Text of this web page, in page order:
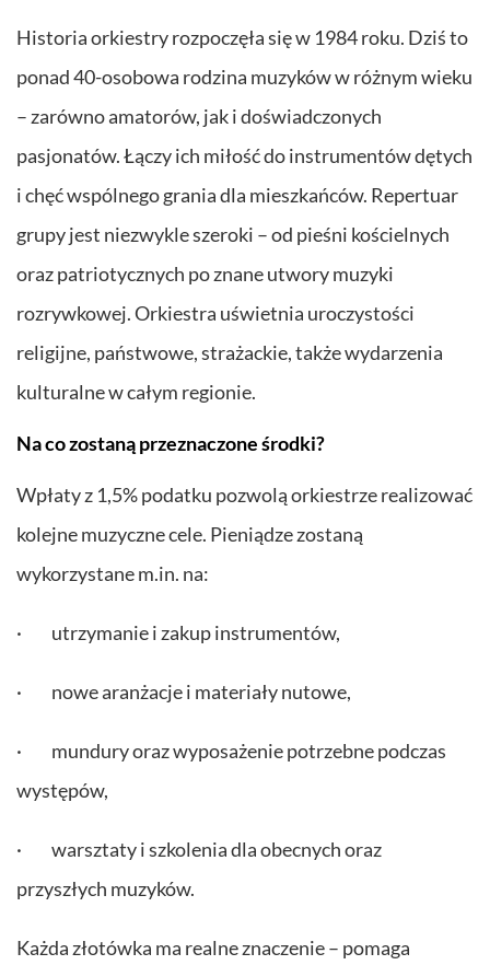
Historia orkiestry rozpoczęła się w 1984 roku. Dziś to
ponad 40-osobowa rodzina muzyków w różnym wieku
– zarówno amatorów, jak i doświadczonych
pasjonatów. Łączy ich miłość do instrumentów dętych
i chęć wspólnego grania dla mieszkańców. Repertuar
grupy jest niezwykle szeroki – od pieśni kościelnych
oraz patriotycznych po znane utwory muzyki
rozrywkowej. Orkiestra uświetnia uroczystości
religijne, państwowe, strażackie, także wydarzenia
kulturalne w całym regionie.
Na co zostaną przeznaczone środki?
Wpłaty z 1,5% podatku pozwolą orkiestrze realizować
kolejne muzyczne cele. Pieniądze zostaną
wykorzystane m.in. na:
· utrzymanie i zakup instrumentów,
· nowe aranżacje i materiały nutowe,
· mundury oraz wyposażenie potrzebne podczas
występów,
· warsztaty i szkolenia dla obecnych oraz
przyszłych muzyków.
Każda złotówka ma realne znaczenie – pomaga